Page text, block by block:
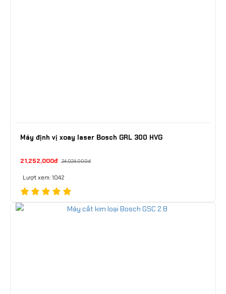
Máy định vị xoay laser Bosch GRL 300 HVG
21,252,000đ 24,024,000đ
Lượt xem: 1042